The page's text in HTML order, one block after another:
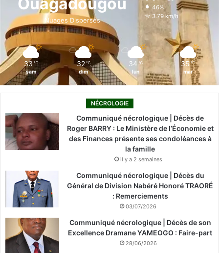
o
k
i
n
r
Nuages Dispersés
46%
3.79 km/h
33 ℃
sam
32 ℃
dim
34 ℃
lun
35 ℃
mar
NÉCROLOGIE
Communiqué nécrologique | Décès de
Roger BARRY : Le Ministère de l’Économie et
des Finances présente ses condoléances à
la famille
il y a 2 semaines
Communiqué nécrologique | Décès du
Général de Division Nabéré Honoré TRAORÉ
: Remerciements
03/07/2026
Communiqué nécrologique | Décès de son
Excellence Dramane YAMEOGO : Faire-part
28/06/2026